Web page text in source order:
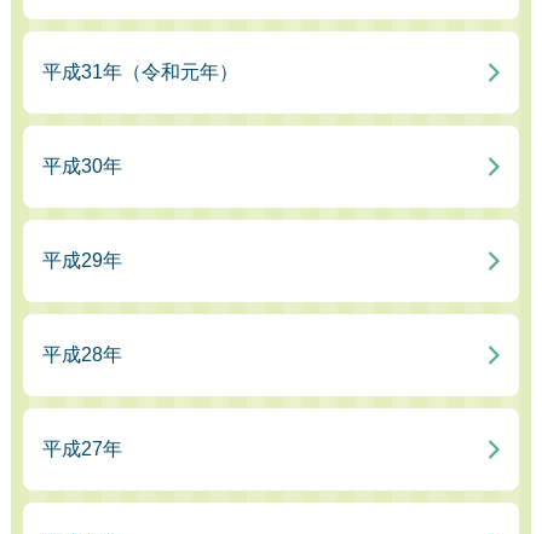
平成31年（令和元年）
平成30年
平成29年
平成28年
平成27年